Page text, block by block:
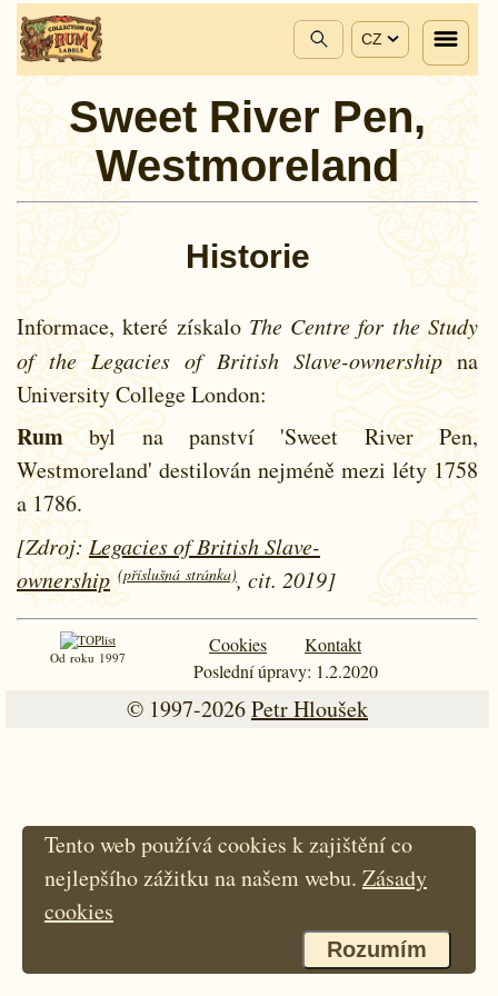
CZ
Sweet River Pen,
Westmoreland
Historie
Informace, které získalo The Centre for the Study
of the Legacies of British Slave-ownership na
University College London:
Rum byl na panství 'Sweet River Pen,
Westmoreland' destilován nejméně mezi léty 1758
a 1786.
[Zdroj: Legacies of British Slave-
ownership (příslušná stránka), cit. 2019]
Od roku 1997
Cookies
Kontakt
Poslední úpravy: 1.2.2020
© 1997-2026Petr Hloušek
Tento web používá cookies k zajištění co
nejlepšího zážitku na našem webu. Zásady
cookies
Rozumím